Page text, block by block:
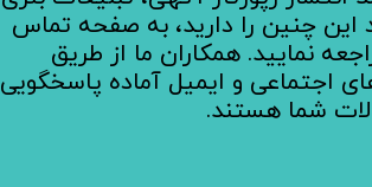
این چنین را دارید، به صفحه تماس
نمایید. همکاران ما از طریق
اجتماعی و ایمیل آماده پاسخگویی
شما هستند.